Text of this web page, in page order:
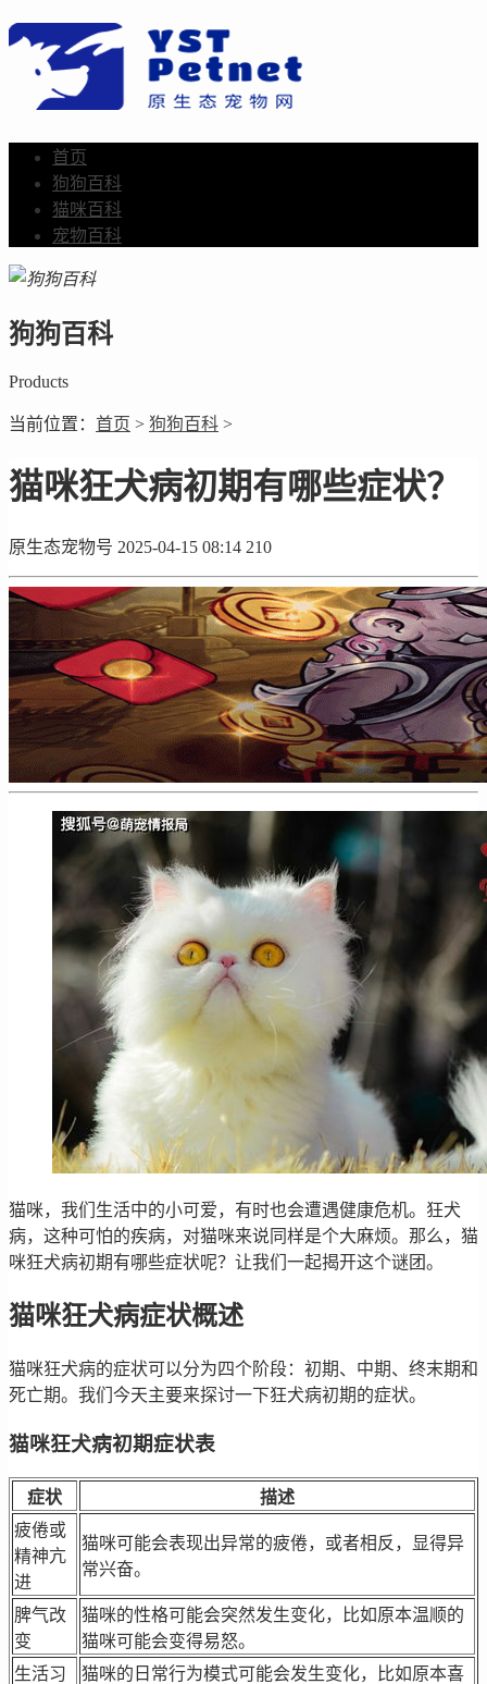
首页
狗狗百科
猫咪百科
宠物百科
狗狗百科
Products
当前位置： 首页 > 狗狗百科 >
猫咪狂犬病初期有哪些症状？
原生态宠物号 2025-04-15 08:14 210
猫咪，我们生活中的小可爱，有时也会遭遇健康危机。狂犬
病，这种可怕的疾病，对猫咪来说同样是个大麻烦。那么，猫
咪狂犬病初期有哪些症状呢？让我们一起揭开这个谜团。
猫咪狂犬病症状概述
猫咪狂犬病的症状可以分为四个阶段：初期、中期、终末期和
死亡期。我们今天主要来探讨一下狂犬病初期的症状。
猫咪狂犬病初期症状表
症状
描述
疲倦或
精神亢
进
猫咪可能会表现出异常的疲倦，或者相反，显得异
常兴奋。
脾气改
变
猫咪的性格可能会突然发生变化，比如原本温顺的
猫咪可能会变得易怒。
生活习
猫咪的日常行为模式可能会发生变化，比如原本喜